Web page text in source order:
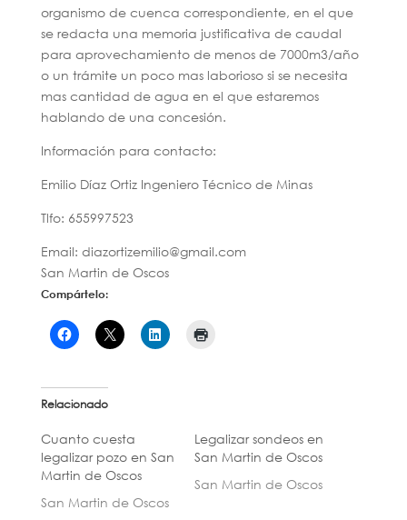
organismo de cuenca correspondiente, en el que
se redacta una memoria justificativa de caudal
para aprovechamiento de menos de 7000m3/año
o un trámite un poco mas laborioso si se necesita
mas cantidad de agua en el que estaremos
hablando de una concesión.
Información para contacto:
Emilio Díaz Ortiz Ingeniero Técnico de Minas
Tlfo: 655997523
Email: diazortizemilio@gmail.com
San Martin de Oscos
Compártelo:
Relacionado
Cuanto cuesta
legalizar pozo en San
Martin de Oscos
San Martin de Oscos
Legalizar sondeos en
San Martin de Oscos
San Martin de Oscos